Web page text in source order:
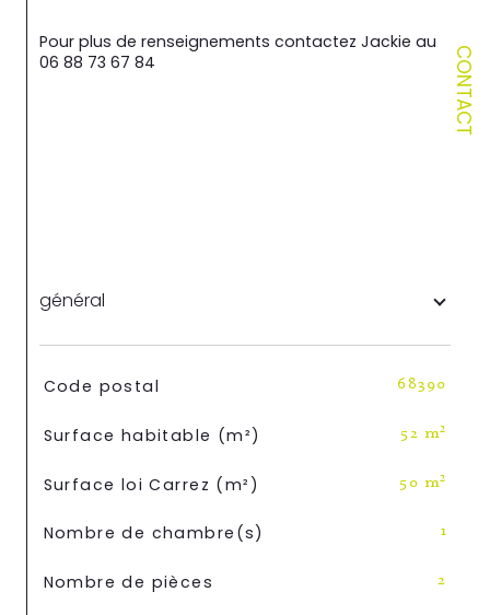
CONTACT
Pour plus de renseignements contactez Jackie au
06 88 73 67 84
général
TRAD_SIROCCO_Caracteristique
Code postal 68390
Surface habitable (m²) 52 m²
Surface loi Carrez (m²) 50 m²
Nombre de chambre(s) 1
Nombre de pièces 2